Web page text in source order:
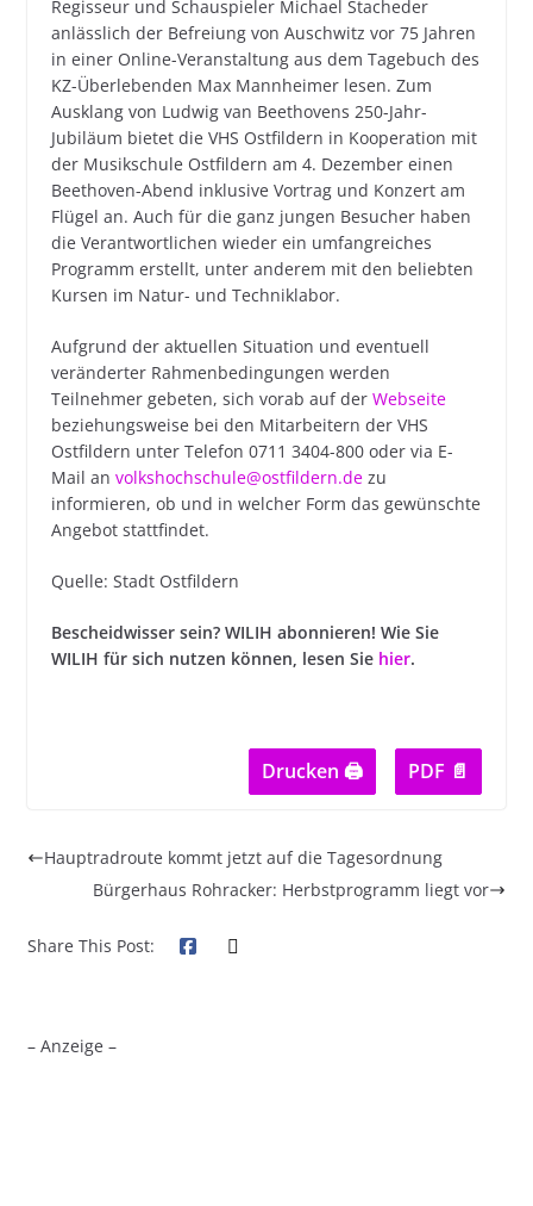
Regisseur und Schauspieler Michael Stacheder
anlässlich der Befreiung von Auschwitz vor 75 Jahren
in einer Online-Veranstaltung aus dem Tagebuch des
KZ-Überlebenden Max Mannheimer lesen. Zum
Ausklang von Ludwig van Beethovens 250-Jahr-
Jubiläum bietet die VHS Ostfildern in Kooperation mit
der Musikschule Ostfildern am 4. Dezember einen
Beethoven-Abend inklusive Vortrag und Konzert am
Flügel an. Auch für die ganz jungen Besucher haben
die Verantwortlichen wieder ein umfangreiches
Programm erstellt, unter anderem mit den beliebten
Kursen im Natur- und Techniklabor.
Aufgrund der aktuellen Situation und eventuell
veränderter Rahmenbedingungen werden
Teilnehmer gebeten, sich vorab auf der Webseite
beziehungsweise bei den Mitarbeitern der VHS
Ostfildern unter Telefon 0711 3404-800 oder via E-
Mail an volkshochschule@ostfildern.dezu
informieren, ob und in welcher Form das gewünschte
Angebot stattfindet.
Quelle: Stadt Ostfildern
Bescheidwisser sein? WILIH abonnieren! Wie Sie
WILIH für sich nutzen können, lesen Sie hier.
Drucken 🖨 PDF 📄
Hauptradroute kommt jetzt auf die Tagesordnung
Bürgerhaus Rohracker: Herbstprogramm liegt vor
Share This Post:
– Anzeige –